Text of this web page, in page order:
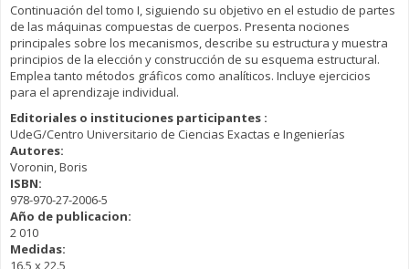
Continuación del tomo I, siguiendo su objetivo en el estudio de partes
de las máquinas compuestas de cuerpos. Presenta nociones
principales sobre los mecanismos, describe su estructura y muestra
principios de la elección y construcción de su esquema estructural.
Emplea tanto métodos gráficos como analíticos. Incluye ejercicios
para el aprendizaje individual.
Editoriales o instituciones participantes :
UdeG/Centro Universitario de Ciencias Exactas e Ingenierías
Autores:
Voronin, Boris
ISBN:
978-970-27-2006-5
Año de publicacion:
2 010
Medidas:
16.5 x 22.5